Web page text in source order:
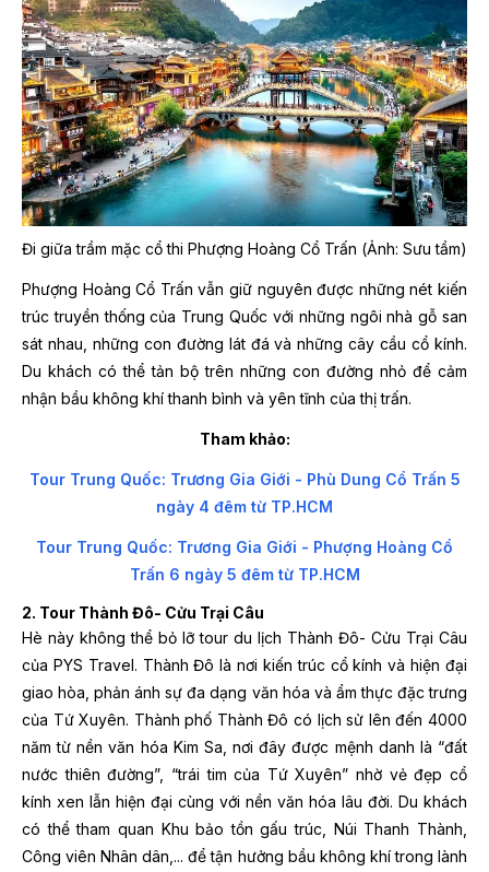
Đi giữa trầm mặc cổ thi Phượng Hoàng Cổ Trấn (Ảnh: Sưu tầm)
Phượng Hoàng Cổ Trấn vẫn giữ nguyên được những nét kiến
trúc truyền thống của Trung Quốc với những ngôi nhà gỗ san
sát nhau, những con đường lát đá và những cây cầu cổ kính.
Du khách có thể tản bộ trên những con đường nhỏ để cảm
nhận bầu không khí thanh bình và yên tĩnh của thị trấn.
Tham khảo:
Tour Trung Quốc: Trương Gia Giới - Phù Dung Cổ Trấn 5
ngày 4 đêm từ TP.HCM
Tour Trung Quốc: Trương Gia Giới - Phượng Hoàng Cổ
Trấn 6 ngày 5 đêm từ TP.HCM
2. Tour Thành Đô- Cửu Trại Câu
Hè này không thể bỏ lỡ tour du lịch Thành Đô- Cửu Trại Câu
của PYS Travel. Thành Đô là nơi kiến trúc cổ kính và hiện đại
giao hòa, phản ánh sự đa dạng văn hóa và ẩm thực đặc trưng
của Tứ Xuyên. Thành phố Thành Đô có lịch sử lên đến 4000
năm từ nền văn hóa Kim Sa, nơi đây được mệnh danh là “đất
nước thiên đường”, “trái tim của Tứ Xuyên” nhờ vẻ đẹp cổ
kính xen lẫn hiện đại cùng với nền văn hóa lâu đời. Du khách
có thể tham quan Khu bảo tồn gấu trúc, Núi Thanh Thành,
Công viên Nhân dân,... để tận hưởng bầu không khí trong lành